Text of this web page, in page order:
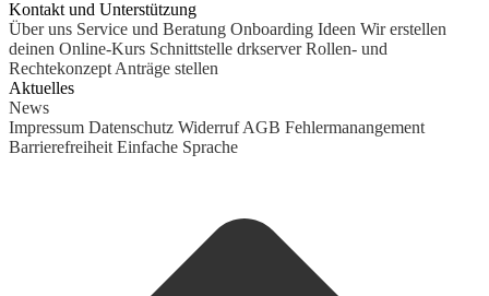
Kontakt und Unterstützung
Über uns Service und Beratung Onboarding Ideen Wir erstellen
deinen Online-Kurs Schnittstelle drkserver Rollen- und
Rechtekonzept Anträge stellen
Aktuelles
News
Impressum Datenschutz Widerruf AGB Fehlermanangement
Barrierefreiheit Einfache Sprache